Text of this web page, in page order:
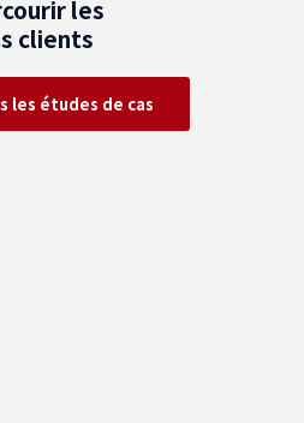
les
clients
les études de cas